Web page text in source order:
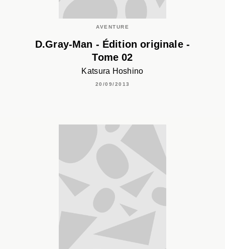
AVENTURE
D.Gray-Man - Édition originale -
Tome 02
Katsura Hoshino
20/09/2013